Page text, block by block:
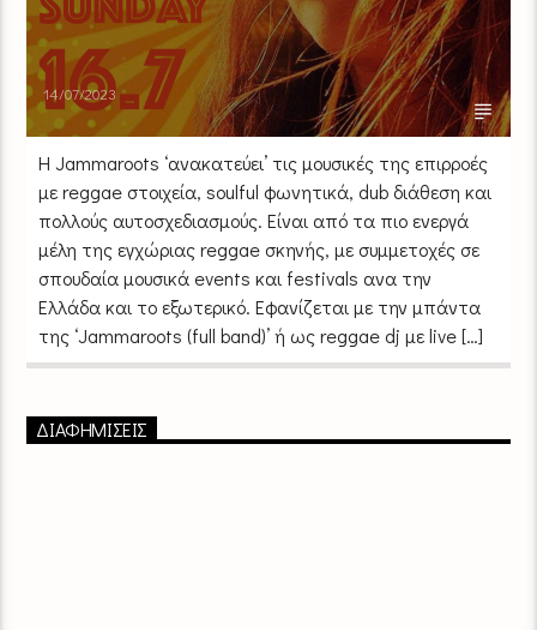
14/07/2023
Η Jammaroots ‘ανακατεύει’ τις μουσικές της επιρροές
με reggae στοιχεία, soulful φωνητικά, dub διάθεση και
πολλούς αυτοσχεδιασμούς. Είναι από τα πιο ενεργά
μέλη της εγχώριας reggae σκηνής, με συμμετοχές σε
σπουδαία μουσικά events και festivals ανα την
Ελλάδα και το εξωτερικό. Εφανίζεται με την μπάντα
της ‘Jammaroots (full band)’ ή ως reggae dj με live […]
ΔΙΑΦΗΜΙΣΕΙΣ